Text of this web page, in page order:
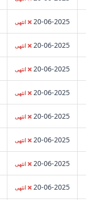
20-06-2025 ❌ انتهى
20-06-2025 ❌ انتهى
20-06-2025 ❌ انتهى
20-06-2025 ❌ انتهى
20-06-2025 ❌ انتهى
20-06-2025 ❌ انتهى
20-06-2025 ❌ انتهى
20-06-2025 ❌ انتهى